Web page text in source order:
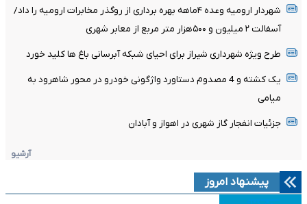
شهردار ارومیه وعده ۴ماهه بهره برداری از روگذر مخابرات ارومیه را داد/
آسفالت ۲ میلیون و ۵۰۰هزار متر مربع از معابر شهری
طرح ویژه شهرداری شیراز برای احیای شبکه آبرسانی باغ ها کلید خورد
یک کشته و 4 مصدوم دستاورد واژگونی خودرو در محور شاهرود به
میامی
جزئیات انفجار گاز شهری در اهواز و آبادان
آرشیو
پیشنهاد امروز